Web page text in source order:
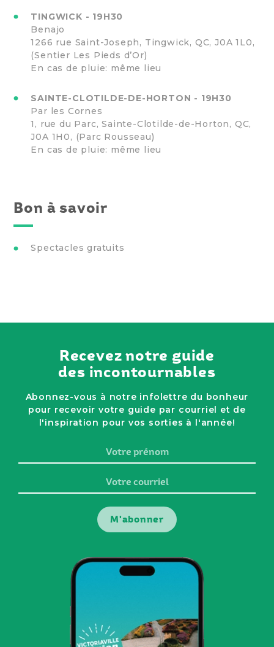
TINGWICK - 19H30
Benajo
1266 rue Saint-Joseph, Tingwick, QC, J0A 1L0,
(Sentier Les Pieds d’Or)
En cas de pluie: même lieu
SAINTE-CLOTILDE-DE-HORTON - 19H30
Par les Cornes
1, rue du Parc, Sainte-Clotilde-de-Horton, QC,
J0A 1H0, (Parc Rousseau)
En cas de pluie: même lieu
Bon à savoir
Spectacles gratuits
Recevez notre guide
des incontournables
Abonnez-vous à notre infolettre du bonheur
pour recevoir votre guide par courriel et de
l'inspiration pour vos sorties à l'année!
prénom
courriel